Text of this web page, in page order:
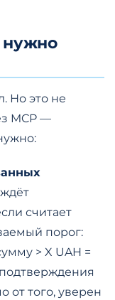
нужно
Но это не
MCP —
считает
порог:
> X UAH =
от того, уверен